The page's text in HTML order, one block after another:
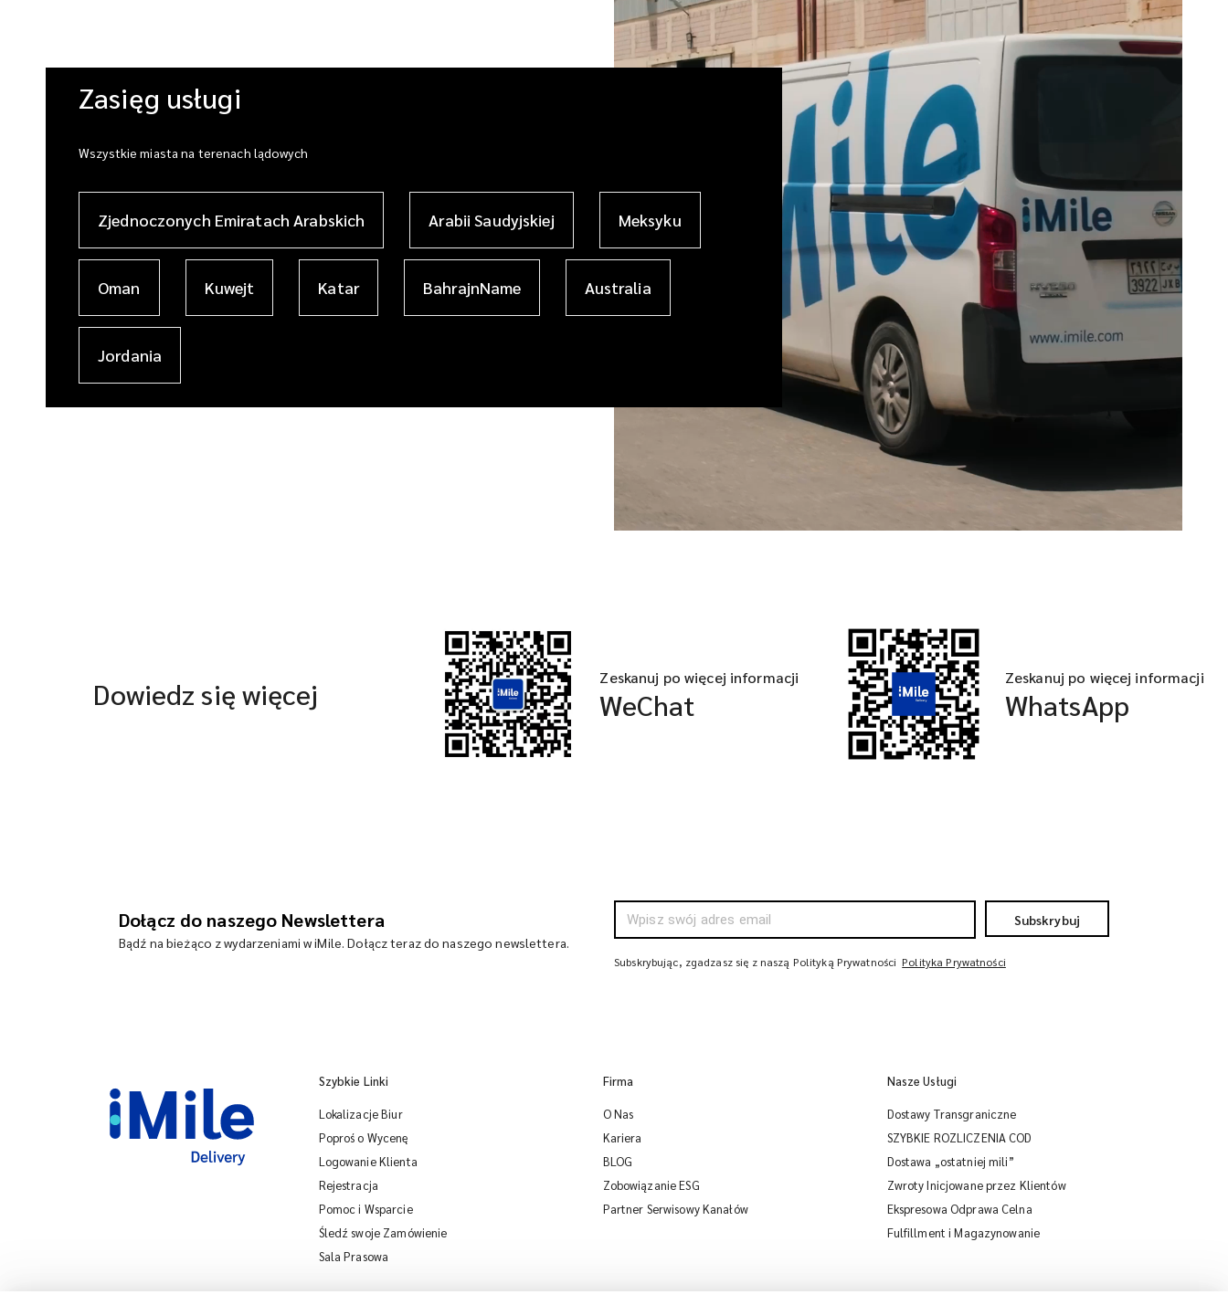
Zasięg usługi
Wszystkie miasta na terenach lądowych
Zjednoczonych Emiratach Arabskich Arabii Saudyjskiej Meksyku
Oman Kuwejt Katar BahrajnName Australia
Jordania
Dowiedz się więcej Zeskanuj po więcej informacji
WeChat
Zeskanuj po więcej informacji
WhatsApp
Dołącz do naszego Newslettera
Bądź na bieżąco z wydarzeniami w iMile. Dołącz teraz do naszego newslettera.
Subskrybuj
Subskrybując, zgadzasz się z naszą Polityką Prywatności Polityka Prywatności
Szybkie Linki
Lokalizacje Biur
Poproś o Wycenę
Logowanie Klienta
Rejestracja
Pomoc i Wsparcie
Śledź swoje Zamówienie
Sala Prasowa
Firma
O Nas
Kariera
BLOG
Zobowiązanie ESG
Partner Serwisowy Kanałów
Nasze Usługi
Dostawy Transgraniczne
SZYBKIE ROZLICZENIA COD
Dostawa „ostatniej mili”
Zwroty Inicjowane przez Klientów
Ekspresowa Odprawa Celna
Fulfillment i Magazynowanie
iMile Chat